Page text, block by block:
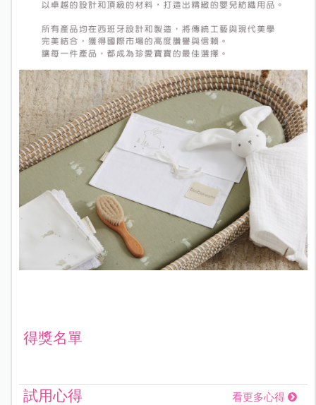
得獎名單
試用心得 看更多心得